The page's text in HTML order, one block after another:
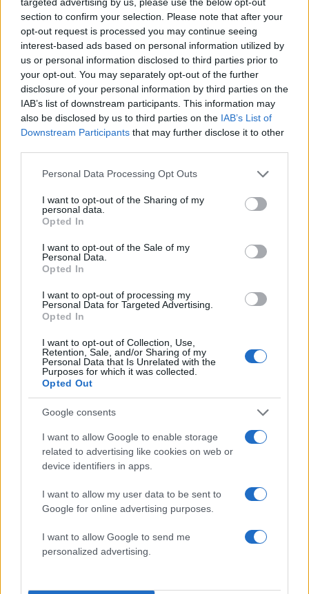
section to confirm your selection. Please note that after your
opt-out request is processed you may continue seeing
interest-based ads based on personal information utilized by
us or personal information disclosed to third parties prior to
your opt-out. You may separately opt-out of the further
disclosure of your personal information by third parties on the
IAB’s list of downstream participants. This information may
also be disclosed by us to third parties on the IAB’s List of
Downstream Participants that may further disclose it to other
Please note that this website/app uses one or more Google
not limited to your visit or usage behaviour. You may click to
grant or deny consent to Google and its third-party tags to
use your data for below specified purposes in below Google
consent section.
Personal Data Processing Opt Outs
I want to opt-out of the Sharing of my
personal data.
Opted In
I want to opt-out of the Sale of my
Personal Data.
Opted In
I want to opt-out of processing my
Personal Data for Targeted Advertising.
Opted In
I want to opt-out of Collection, Use,
Retention, Sale, and/or Sharing of my
Personal Data that Is Unrelated with the
Purposes for which it was collected.
Opted Out
Google consents
I want to allow Google to enable storage
related to advertising like cookies on web or
device identifiers in apps.
I want to allow my user data to be sent to
Google for online advertising purposes.
I want to allow Google to send me
personalized advertising.
προτεραιότητα είναι να μείνουν ανοικτά τα
σχολεία και οι δημόσιοι χώροι στους οποίους
κινούνται.
ΔΙΑΦΗΜΙΣΗ
Αν τα χάσατε
«Αφιέρωσε τη ζωή της στο
να βοηθά ανθρώπους που
είχαν ανάγκη» - Η πρώτη
της 38χρονης Λίζα που
βρέθηκε νεκρή στην
Κυψέλη
Πρόσκρουση
SpaceX στη Σελήνη: